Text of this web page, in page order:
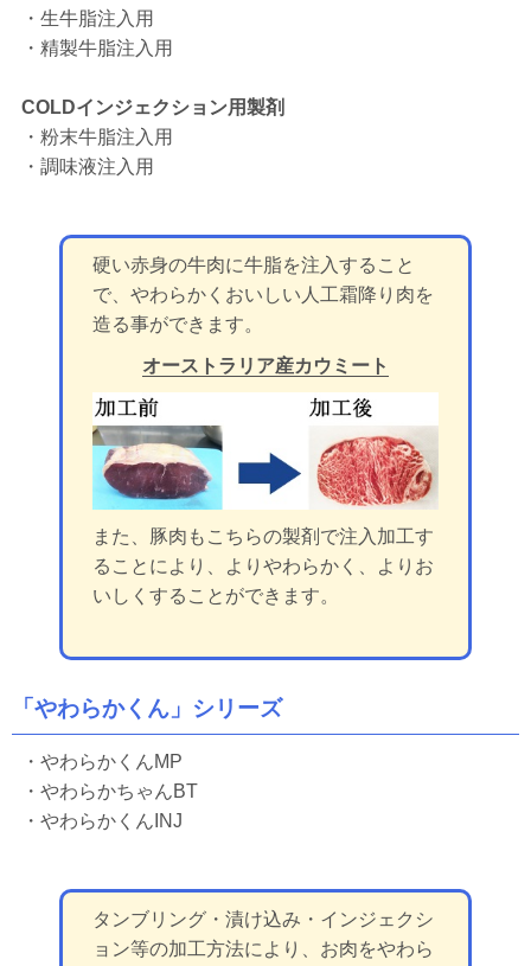
・生牛脂注入用
・精製牛脂注入用
COLDインジェクション用製剤
・粉末牛脂注入用
・調味液注入用
硬い赤身の牛肉に牛脂を注入すること
で、やわらかくおいしい人工霜降り肉を
造る事ができます。
オーストラリア産カウミート
また、豚肉もこちらの製剤で注入加工す
ることにより、よりやわらかく、よりお
いしくすることができます。
「やわらかくん」シリーズ
・やわらかくんMP
・やわらかちゃんBT
・やわらかくんINJ
タンブリング・漬け込み・インジェクシ
ョン等の加工方法により、お肉をやわら